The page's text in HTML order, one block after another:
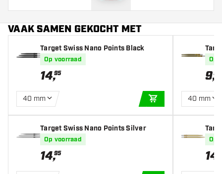
VAAK SAMEN GEKOCHT MET
Target Swiss Nano Points Black
Op voorraad
14,95
40 mm
IN WINKELWAGEN
Target Swiss Nano Points Silver
Op voorraad
14,95
Op
9,99
40 mm
ttler
Op
14